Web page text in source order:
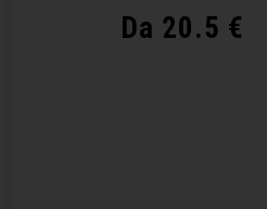
Da 20.5 €